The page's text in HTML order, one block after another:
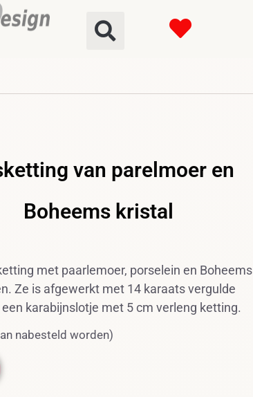
van parelmoer en
Boheems kristal
met paarlemoer, porselein en Boheems
Ze is afgewerkt met 14 karaats vergulde
karabijnslotje met 5 cm verleng ketting.
nabesteld worden)